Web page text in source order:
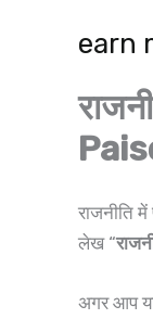
earn
राजनीति
लेख “
अगर आप